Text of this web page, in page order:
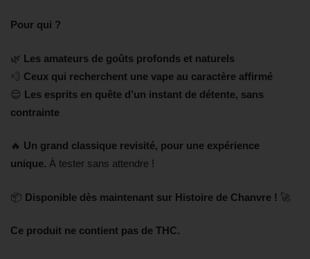
Pour qui ?
🌿 Les amateurs de goûts profonds et naturels
💨 Ceux qui recherchent une vape au caractère affirmé
😌 Les esprits en quête d’un instant de détente, sans
contrainte
🔥 Un grand classique revisité, pour une expérience
unique. À tester sans attendre !
📦 Disponible dès maintenant sur Histoire de Chanvre ! 🚀
Ce produit ne contient pas de THC.